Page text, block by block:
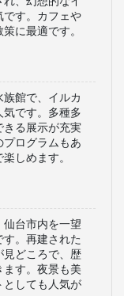
です。カフェや
に最適です。
館で、イルカ
です。多種多
きる展示が充実
プログラムもあ
しめます。
台市内を一望
。再建された
見どころで、歴
ます。夜景も美
としても人気が